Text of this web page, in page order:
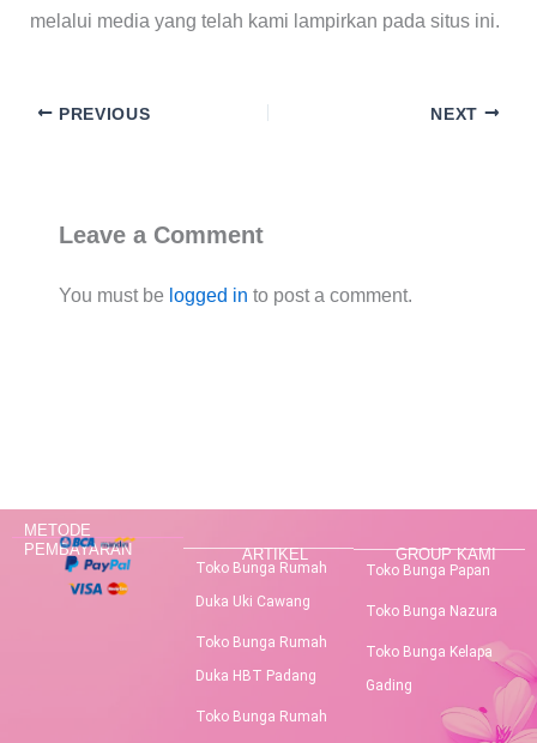
melalui media yang telah kami lampirkan pada situs ini.
PREVIOUS NEXT
Leave a Comment
You must be logged in to post a comment.
METODE
PEMBAYARAN
ARTIKEL
Toko Bunga Rumah
Duka Uki Cawang
Toko Bunga Rumah
Duka HBT Padang
Toko Bunga Rumah
GROUP KAMI
Toko Bunga Papan
Toko Bunga Nazura
Toko Bunga Kelapa
Gading